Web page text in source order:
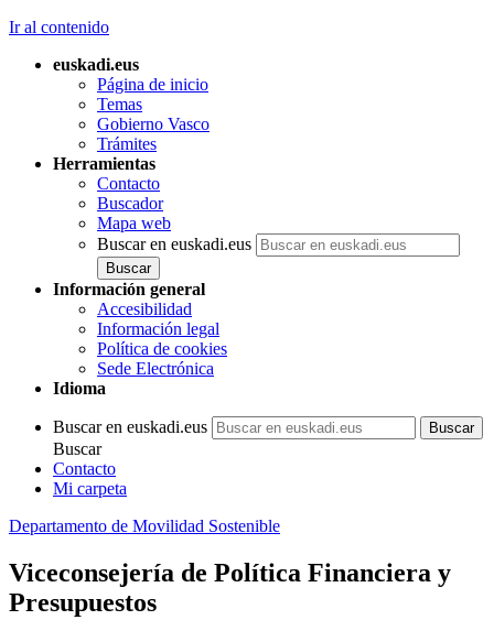
Ir al contenido
euskadi.eus
Página de inicio
Temas
Gobierno Vasco
Trámites
Herramientas
Contacto
Buscador
Mapa web
Buscar en euskadi.eus
Información general
Accesibilidad
Información legal
Política de cookies
Sede Electrónica
Idioma
Buscar en euskadi.eus
Buscar
Contacto
Mi carpeta
Departamento de Movilidad Sostenible
Viceconsejería de Política Financiera y
Presupuestos